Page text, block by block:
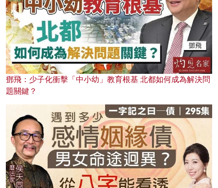
鄧飛：少子化衝擊「中小幼」教育根基 北都如何成為解決問
題關鍵？